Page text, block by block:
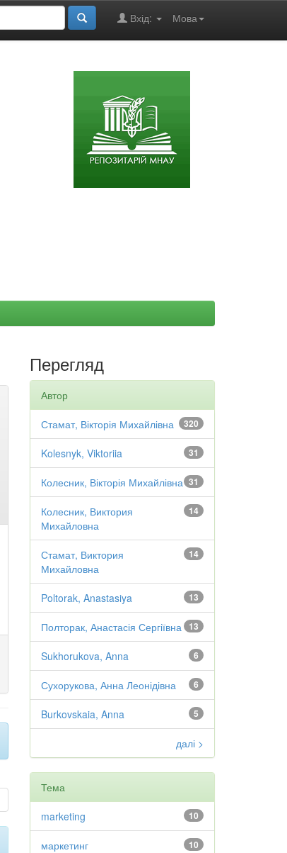
Мова
Вхід:
Перегляд
Автор
320
Стамат, Вікторія Михайлівна
31
Kolesnyk, Viktoriia
31
Колесник, Вікторія Михайлівна
14
Колесник, Виктория
Михайловна
14
Стамат, Виктория
Михайловна
13
Poltorak, Anastasiya
13
Полторак, Анастасія Сергіївна
6
Sukhorukova, Anna
6
Сухорукова, Анна Леонідівна
5
Burkovskaia, Anna
далі >
Тема
10
marketing
10
маркетинг